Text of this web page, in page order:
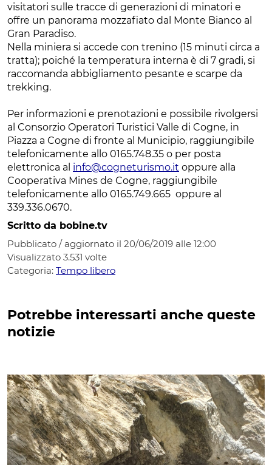
visitatori sulle tracce di generazioni di minatori e
offre un panorama mozzafiato dal Monte Bianco al
Gran Paradiso.
Nella miniera si accede con trenino (15 minuti circa a
tratta); poiché la temperatura interna è di 7 gradi, si
raccomanda abbigliamento pesante e scarpe da
trekking.
Per informazioni e prenotazioni e possibile rivolgersi
al Consorzio Operatori Turistici Valle di Cogne, in
Piazza a Cogne di fronte al Municipio, raggiungibile
telefonicamente allo 0165.748.35 o per posta
elettronica al info@cogneturismo.it oppure alla
Cooperativa Mines de Cogne, raggiungibile
telefonicamente allo 0165.749.665 oppure al
339.336.0670.
Scritto da bobine.tv
Pubblicato / aggiornato il 20/06/2019 alle 12:00
Visualizzato 3.531 volte
Categoria: Tempo libero
Potrebbe interessarti anche queste
notizie